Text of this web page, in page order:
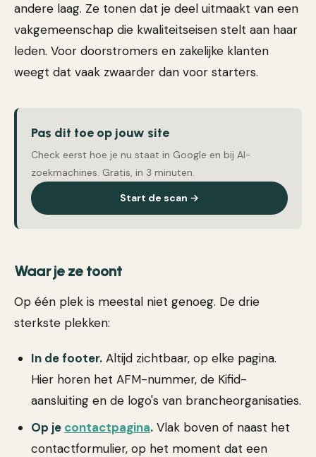
andere laag. Ze tonen dat je deel uitmaakt van een
vakgemeenschap die kwaliteitseisen stelt aan haar
leden. Voor doorstromers en zakelijke klanten
weegt dat vaak zwaarder dan voor starters.
Pas dit toe op jouw site
Check eerst hoe je nu staat in Google en bij AI-
zoekmachines. Gratis, in 3 minuten.
Start de scan →
Waar je ze toont
Op één plek is meestal niet genoeg. De drie
sterkste plekken:
In de footer. Altijd zichtbaar, op elke pagina.
Hier horen het AFM-nummer, de Kifid-
aansluiting en de logo's van brancheorganisaties.
Op je contactpagina. Vlak boven of naast het
contactformulier, op het moment dat een